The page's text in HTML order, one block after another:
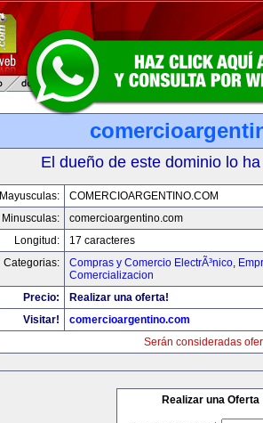
El dueño de este dominio lo
Mayusculas:
COMERCIOARGENTINO.COM
Minusculas:
comercioargentino.com
Longitud:
17 caracteres
Categorias:
Compras y Comercio ElectrÃ³nico,
Comercializacion
Precio:
Realizar una oferta!
Visitar!
comercioargentino.com
Serán consideradas
Realizar una Oferta